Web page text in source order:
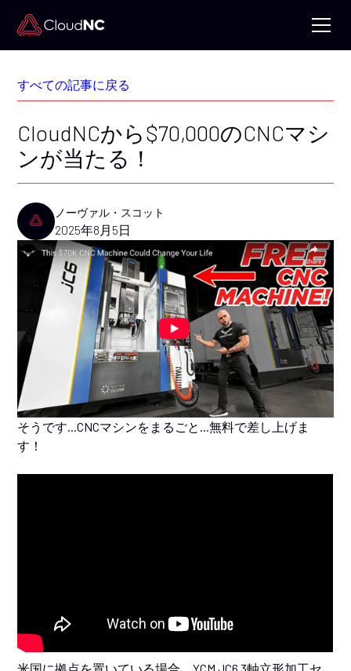
すべての記事に戻る
CloudNCから$70,000のCNCマシ
ンが当たる！
ノーヴァル・スコット
2025年8月5日
そうです...CNCマシンをまるごと...無料で差し上げま
す！